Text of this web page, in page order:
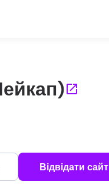
Відвідати сайт